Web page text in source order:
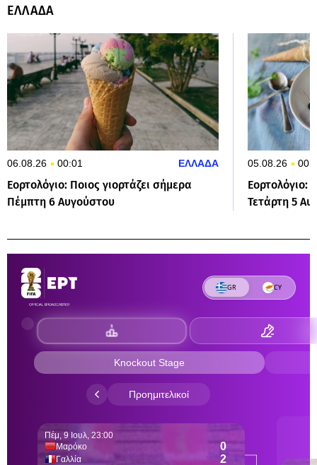
ΕΛΛΑΔΑ
06.08.26 00:01 ΕΛΛΑΔΑ
Εορτολόγιο: Ποιος γιορτάζει σήμερα
Πέμπτη 6 Αυγούστου
05.08.26
Εορτολόγιο:
Τετάρτη 5